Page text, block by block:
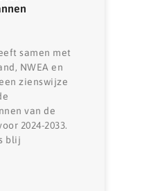
samen met
NWEA en
zienswijze
van de
2024-2033.
blij